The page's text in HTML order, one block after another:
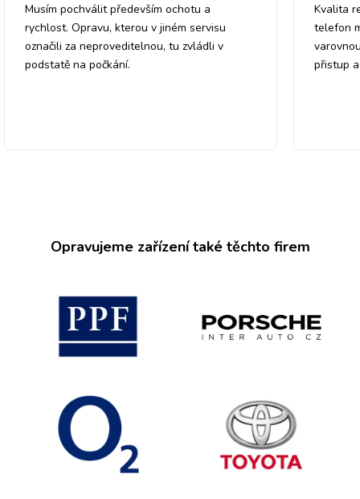
Musím pochválit především ochotu a
rychlost. Opravu, kterou v jiném servisu
označili za neproveditelnou, tu zvládli v
podstatě na počkání.
Kvalita
telefon
přistup
Opravujeme zařízení také těchto firem